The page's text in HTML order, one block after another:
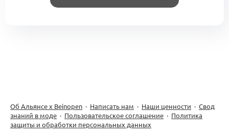
Об Альянсе х Beinopen · Написать нам · Наши ценности · Свод
знаний в моде · Пользовательское соглашение · Политика
защиты и обработки персональных данных